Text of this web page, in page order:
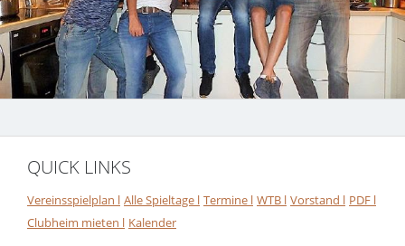
QUICK LINKS
Vereinsspielplan l Alle Spieltage l Termine l WTB l Vorstand l PDF l
Clubheim mieten l Kalender